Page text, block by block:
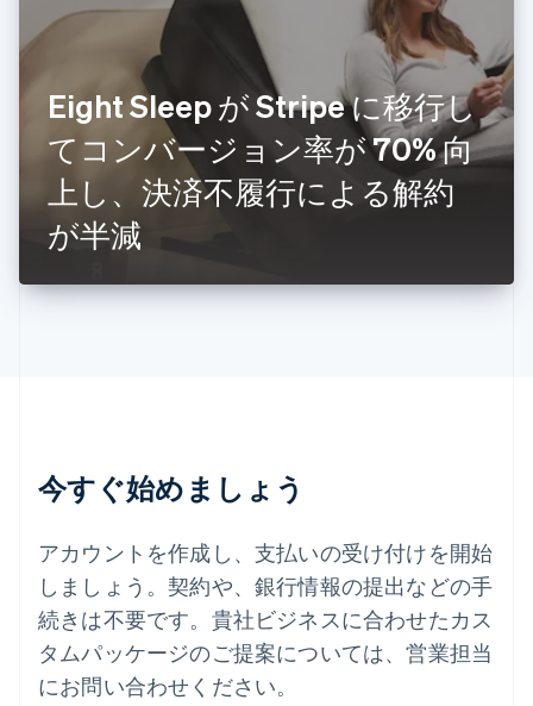
Eight Sleep が Stripe に移行し
てコンバージョン率が 70% 向
上し、決済不履行による解約
が半減
今すぐ始めましょう
アカウントを作成し、支払いの受け付けを開始
しましょう。契約や、銀行情報の提出などの手
続きは不要です。貴社ビジネスに合わせたカス
タムパッケージのご提案については、営業担当
にお問い合わせください。
Deutsch Français English
スウェーデン
English
スペイン
Español English
スロバキア
English
スロベニア
English Italiano
タイ
ไทย
チェコ共和国
ノルウェー
English
English
フィンランド
English Svenska
ブラジル
PortuguêsEnglish
フランス
Français English